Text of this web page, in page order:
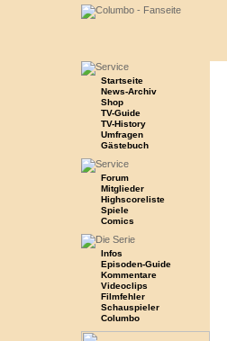
Startseite
News-Archiv
Shop
TV-Guide
TV-History
Umfragen
Gästebuch
Forum
Mitglieder
Highscoreliste
Spiele
Comics
Infos
Episoden-Guide
Kommentare
Videoclips
Filmfehler
Schauspieler
Columbo